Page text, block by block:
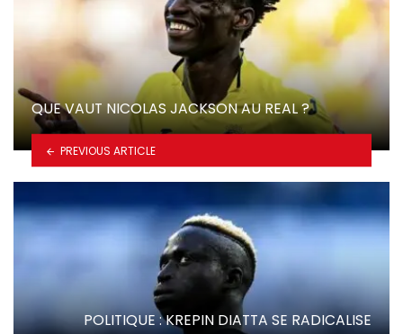
QUE VAUT NICOLAS JACKSON AU REAL ?
PREVIOUS ARTICLE
POLITIQUE : KREPIN DIATTA SE RADICALISE